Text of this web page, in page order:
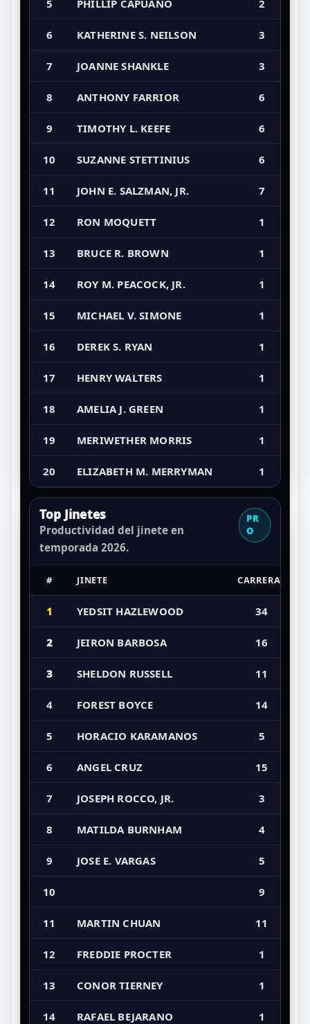
5 PHILLIP CAPUANO 2
6 KATHERINE S. NEILSON 3
7 JOANNE SHANKLE 3
8 ANTHONY FARRIOR 6
9 TIMOTHY L. KEEFE 6
10 SUZANNE STETTINIUS 6
11 JOHN E. SALZMAN, JR. 7
12 RON MOQUETT 1
13 BRUCE R. BROWN 1
14 ROY M. PEACOCK, JR. 1
15 MICHAEL V. SIMONE 1
16 DEREK S. RYAN 1
17 HENRY WALTERS 1
18 AMELIA J. GREEN 1
19 MERIWETHER MORRIS 1
20 ELIZABETH M. MERRYMAN 1
Top Jinetes
Productividad del jinete en
temporada 2026.
PR
O
# JINETE CARRERAS
1 YEDSIT HAZLEWOOD 34
2 JEIRON BARBOSA 16
3 SHELDON RUSSELL 11
4 FOREST BOYCE 14
5 HORACIO KARAMANOS 5
6 ANGEL CRUZ 15
7 JOSEPH ROCCO, JR. 3
8 MATILDA BURNHAM 4
9 JOSE E. VARGAS 5
10 9
11 MARTIN CHUAN 11
12 FREDDIE PROCTER 1
13 CONOR TIERNEY 1
14 RAFAEL BEJARANO 1